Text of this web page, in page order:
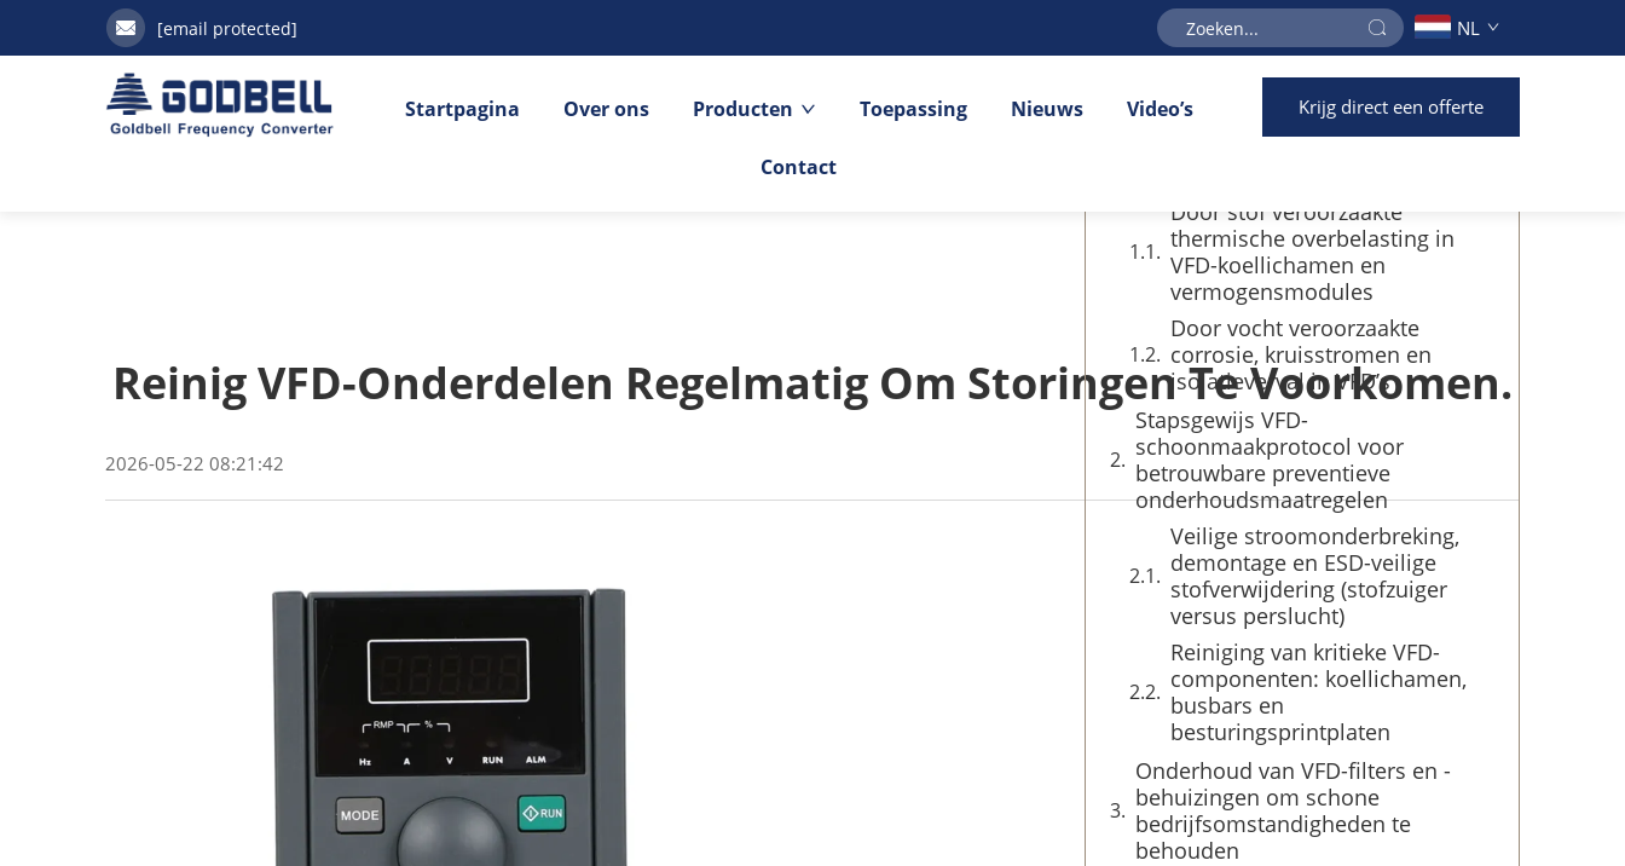
[email protected] NL
Startpagina Over ons Producten Toepassing Nieuws Video’s
Contact
Krijg direct een offerte
Reinig VFD-Onderdelen Regelmatig Om Storingen Te Voorkomen.
2026-05-22 08:21:42
Inhoudsopgave
Waarom milieuverontreiniging de
Door stof veroorzaakte
thermische overbelasting in
VFD-koellichamen en
vermogensmodules
Door vocht veroorzaakte
corrosie, kruisstromen en
isolatieverval in VFD’s
Stapsgewijs VFD-
schoonmaakprotocol voor
betrouwbare preventieve
onderhoudsmaatregelen
Veilige stroomonderbreking,
demontage en ESD-veilige
stofverwijdering (stofzuiger
versus perslucht)
Reiniging van kritieke VFD-
componenten: koellichamen,
busbars en
besturingsprintplaten
Onderhoud van VFD-filters en -
behuizingen om schone
bedrijfsomstandigheden te
behouden